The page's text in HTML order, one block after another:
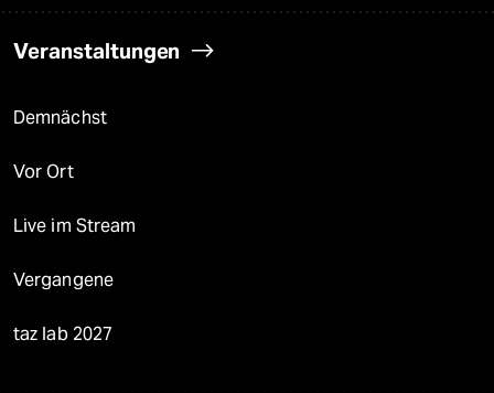
Veranstaltungen
Demnächst
Vor Ort
Live im Stream
Vergangene
taz lab 2027